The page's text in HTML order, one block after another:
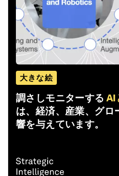
大きな絵
調さしモニターする AI
は、経済、産業、グロ
響を与えています。